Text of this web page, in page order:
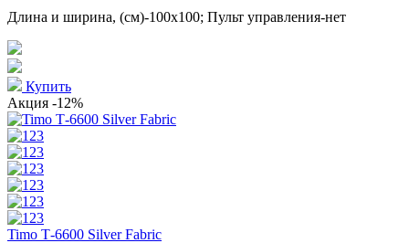
Длина и ширина, (см)-100x100; Пульт управления-нет
Купить
Акция -12%
Timo Т-6600 Silver Fabric